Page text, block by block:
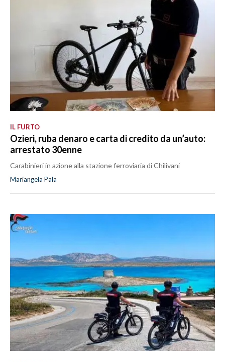
IL FURTO
Ozieri, ruba denaro e carta di credito da un’auto:
arrestato 30enne
Carabinieri in azione alla stazione ferroviaria di Chilivani
Mariangela Pala